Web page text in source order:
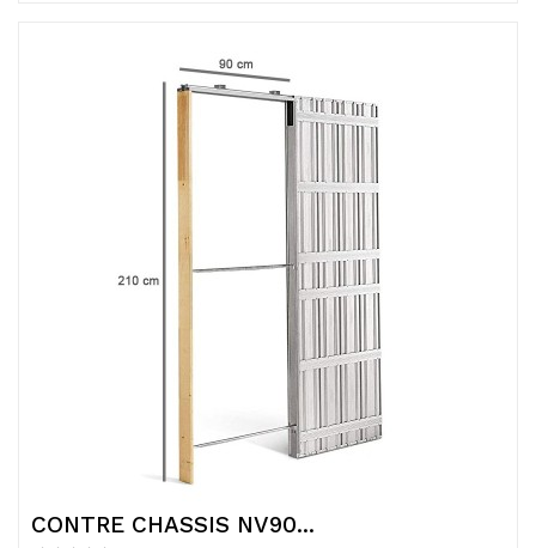
CONTRE CHASSIS NV90...